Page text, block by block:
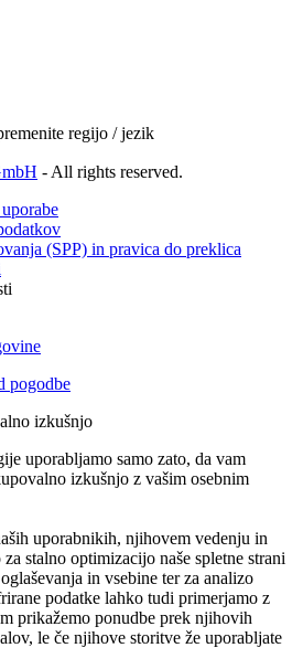
regijo / jezik
- All rights reserved.
(SPP) in pravica do preklica
pogodbe
izkušnjo
uporabljamo samo zato, da vam
izkušnjo z vašim osebnim
uporabnikih, njihovem vedenju in
stalno optimizacijo naše spletne strani
in vsebine ter za analizo
podatke lahko tudi primerjamo z
prikažemo ponudbe prek njihovih
le če njihove storitve že uporabljate